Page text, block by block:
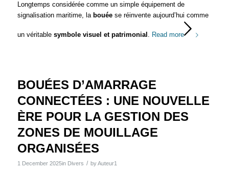
Longtemps considérée comme un simple équipement de
signalisation maritime, la bouéese réinvente aujourd’hui comme
un véritable symbole visuel et patrimonial . Read more
BOUÉES D’AMARRAGE
CONNECTÉES : UNE NOUVELLE
ÈRE POUR LA GESTION DES
ZONES DE MOUILLAGE
ORGANISÉES
1 December 2025in Divers / byAuteur1